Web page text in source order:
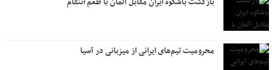
محرومیت تیم‌های ایرانی از میزبانی در آسیا